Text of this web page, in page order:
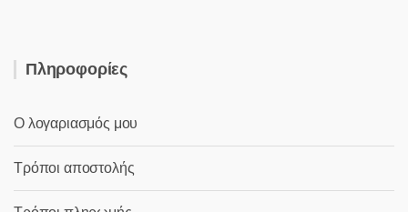
Πληροφορίες
Ο λογαριασμός μου
Τρόποι αποστολής